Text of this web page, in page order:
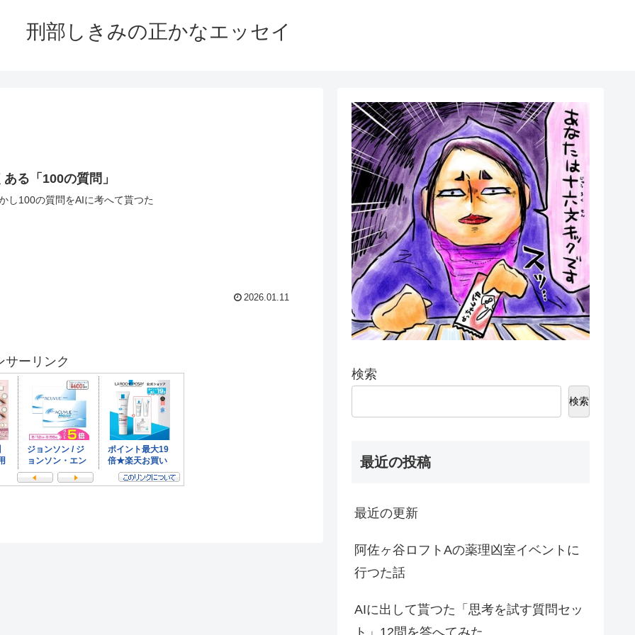
刑部しきみの正かなエッセイ
ある「100の質問」
し100の質問をAIに考へて貰つた
2026.01.11
サーリンク
検索
検索
最近の投稿
最近の更新
阿佐ヶ谷ロフトAの薬理凶室イベントに
行つた話
AIに出して貰つた「思考を試す質問セッ
ト」12問を答へてみた